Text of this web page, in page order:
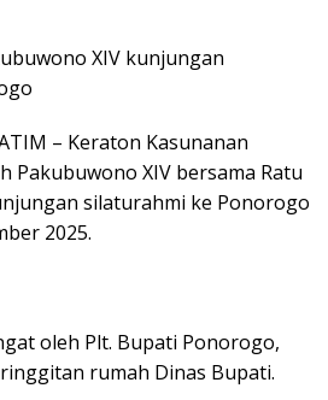
XIV kunjungan
– Keraton Kasunanan
Pakubuwono XIV bersama Ratu
silaturahmi ke Ponorogo
2025.
oleh Plt. Bupati Ponorogo,
rumah Dinas Bupati.